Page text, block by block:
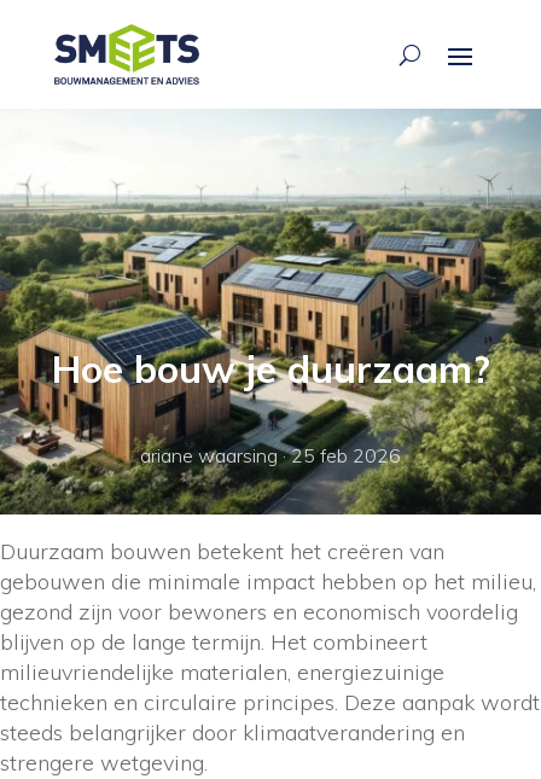
Hoe bouw je duurzaam?
ariane waarsing·25 feb 2026
Duurzaam bouwen betekent het creëren van
gebouwen die minimale impact hebben op het milieu,
gezond zijn voor bewoners en economisch voordelig
blijven op de lange termijn. Het combineert
milieuvriendelijke materialen, energiezuinige
technieken en circulaire principes. Deze aanpak wordt
steeds belangrijker door klimaatverandering en
strengere wetgeving.